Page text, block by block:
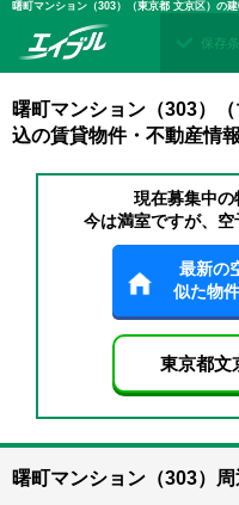
曙町マンション（303）（東京都 文京区）の
保存条
曙町マンション（303）
込の賃貸物件・不動産情報
現在募集中の
今は満室ですが、空
最新の
似た物
東京都文
曙町マンション（303）